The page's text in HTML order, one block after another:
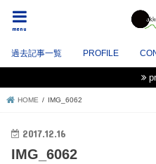
menu
過去記事一覧 PROFILE
HOME IMG_6062
2017.12.16
IMG_6062